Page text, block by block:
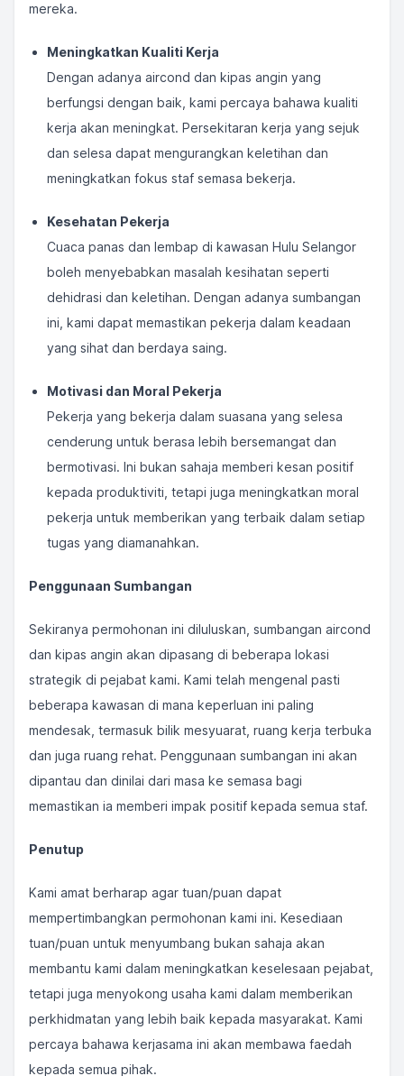
mereka.
Meningkatkan Kualiti Kerja
Dengan adanya aircond dan kipas angin yang
berfungsi dengan baik, kami percaya bahawa kualiti
kerja akan meningkat. Persekitaran kerja yang sejuk
dan selesa dapat mengurangkan keletihan dan
meningkatkan fokus staf semasa bekerja.
Kesehatan Pekerja
Cuaca panas dan lembap di kawasan Hulu Selangor
boleh menyebabkan masalah kesihatan seperti
dehidrasi dan keletihan. Dengan adanya sumbangan
ini, kami dapat memastikan pekerja dalam keadaan
yang sihat dan berdaya saing.
Motivasi dan Moral Pekerja
Pekerja yang bekerja dalam suasana yang selesa
cenderung untuk berasa lebih bersemangat dan
bermotivasi. Ini bukan sahaja memberi kesan positif
kepada produktiviti, tetapi juga meningkatkan moral
pekerja untuk memberikan yang terbaik dalam setiap
tugas yang diamanahkan.
Penggunaan Sumbangan
Sekiranya permohonan ini diluluskan, sumbangan aircond
dan kipas angin akan dipasang di beberapa lokasi
strategik di pejabat kami. Kami telah mengenal pasti
beberapa kawasan di mana keperluan ini paling
mendesak, termasuk bilik mesyuarat, ruang kerja terbuka
dan juga ruang rehat. Penggunaan sumbangan ini akan
dipantau dan dinilai dari masa ke semasa bagi
memastikan ia memberi impak positif kepada semua staf.
Penutup
Kami amat berharap agar tuan/puan dapat
mempertimbangkan permohonan kami ini. Kesediaan
tuan/puan untuk menyumbang bukan sahaja akan
membantu kami dalam meningkatkan keselesaan pejabat,
tetapi juga menyokong usaha kami dalam memberikan
perkhidmatan yang lebih baik kepada masyarakat. Kami
percaya bahawa kerjasama ini akan membawa faedah
kepada semua pihak.